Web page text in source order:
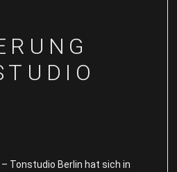
Tonstudio Berlin hat sich in